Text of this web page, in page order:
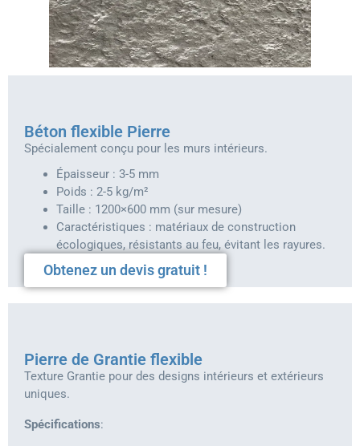
Béton flexible Pierre
Spécialement conçu pour les murs intérieurs.
Épaisseur : 3-5 mm
Poids : 2-5 kg/m²
Taille : 1200×600 mm (sur mesure)
Caractéristiques : matériaux de construction
écologiques, résistants au feu, évitant les rayures.
Obtenez un devis gratuit !
Pierre de Grantie flexible
Texture Grantie pour des designs intérieurs et extérieurs
uniques.
Spécifications: